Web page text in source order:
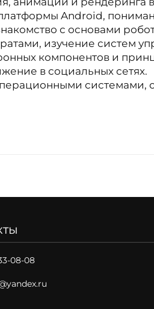
Android,
с основами
изучение систем
компонентов и
в социальных сетях.
системами,
08-08